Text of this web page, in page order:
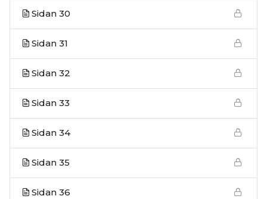
Sidan 30
Sidan 31
Sidan 32
Sidan 33
Sidan 34
Sidan 35
Sidan 36